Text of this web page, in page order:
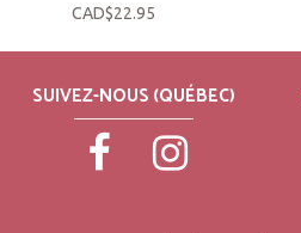
CAD$22.95
SUIVEZ-NOUS (QUÉBEC)